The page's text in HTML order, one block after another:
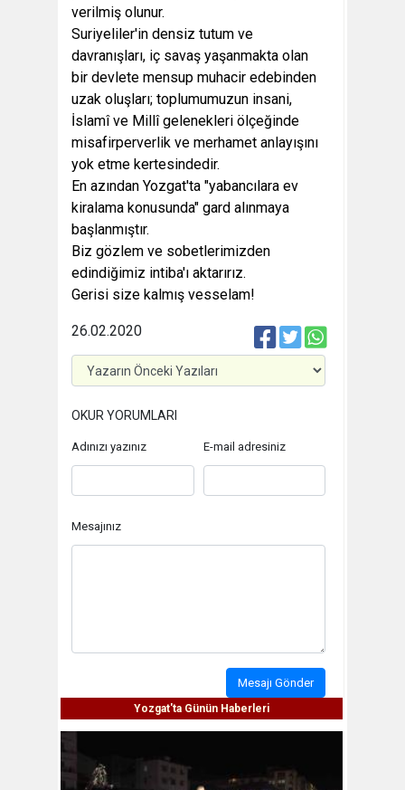
verilmiş olunur.
Suriyeliler'in densiz tutum ve
davranışları, iç savaş yaşanmakta olan
bir devlete mensup muhacir edebinden
uzak oluşları; toplumumuzun insani,
İslamî ve Millî gelenekleri ölçeğinde
misafirperverlik ve merhamet anlayışını
yok etme kertesindedir.
En azından Yozgat'ta "yabancılara ev
kiralama konusunda" gard alınmaya
başlanmıştır.
Biz gözlem ve sobetlerimizden
edindiğimiz intiba'ı aktarırız.
Gerisi size kalmış vesselam!
26.02.2020
OKUR YORUMLARI
Adınızı yazınız E-mail adresiniz
Mesajınız
Mesajı Gönder
Yozgat'ta Günün Haberleri